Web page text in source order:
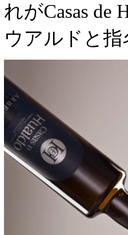
れがCasas
ウアルドと